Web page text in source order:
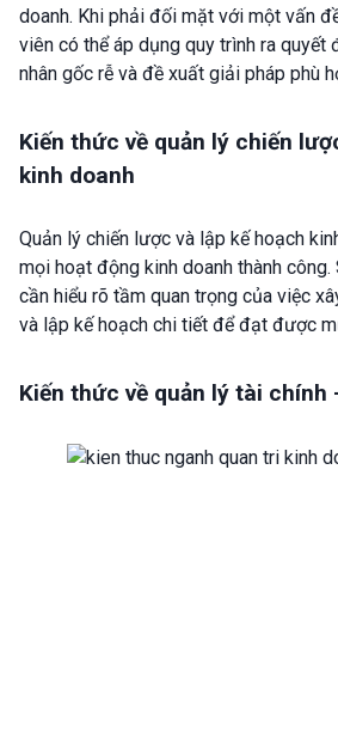
doanh. Khi phải đối mặt với một vấn
viên có thể áp dụng quy trình ra quyết
nhân gốc rễ và đề xuất giải pháp phù
Kiến thức về quản lý chiến
kinh doanh
Quản lý chiến lược và lập kế hoạch
mọi hoạt động kinh doanh thành công.
cần hiểu rõ tầm quan trọng của việc
và lập kế hoạch chi tiết để đạt được
Kiến thức về quản lý tài chính